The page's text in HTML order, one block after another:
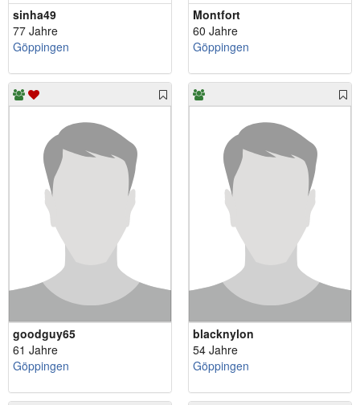
sinha49
77 Jahre
Göppingen
Montfort
60 Jahre
Göppingen
goodguy65
61 Jahre
Göppingen
blacknylon
54 Jahre
Göppingen